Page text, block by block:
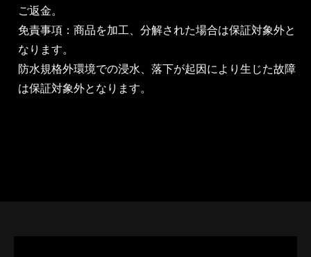
ご返金。
免責事項：商品を加工、分解された場合は保証対象外と
なります。
防水規格外環境での浸水、落下が起因により生じた故障
は保証対象外となります。